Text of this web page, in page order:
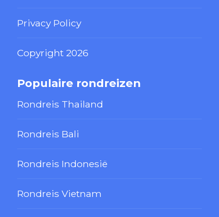
Privacy Policy
Copyright 2026
Populaire rondreizen
Rondreis Thailand
Rondreis Bali
Rondreis Indonesië
Rondreis Vietnam